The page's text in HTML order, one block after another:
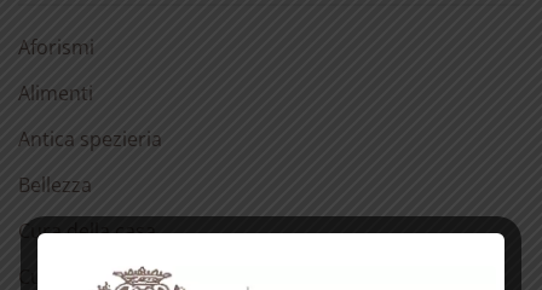
Aforismi
Alimenti
Antica spezieria
Bellezza
Cura della casa
Curiosità